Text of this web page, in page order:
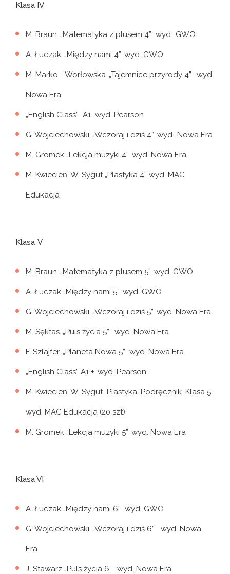
Klasa IV
M. Braun „Matematyka z plusem 4” wyd. GWO
A. Łuczak „Między nami 4” wyd. GWO
M. Marko - Worłowska „Tajemnice przyrody 4” wyd.
Nowa Era
„English Class” A1 wyd. Pearson
G. Wojciechowski „Wczoraj i dziś 4” wyd. Nowa Era
M. Gromek „Lekcja muzyki 4” wyd. Nowa Era
M. Kwiecień, W. Sygut „Plastyka 4” wyd. MAC
Edukacja
Klasa V
M. Braun „Matematyka z plusem 5” wyd. GWO
A. Łuczak „Między nami 5” wyd. GWO
G. Wojciechowski „Wczoraj i dziś 5” wyd. Nowa Era
M. Sęktas „Puls życia 5” wyd. Nowa Era
F. Szlajfer „Planeta Nowa 5” wyd. Nowa Era
„English Class” A1 + wyd. Pearson
M. Kwiecień, W. Sygut Plastyka. Podręcznik. Klasa 5
wyd. MAC Edukacja (20 szt)
M. Gromek „Lekcja muzyki 5” wyd. Nowa Era
Klasa VI
A. Łuczak „Między nami 6” wyd. GWO
G. Wojciechowski „Wczoraj i dziś 6” wyd. Nowa
Era
J. Stawarz „Puls życia 6” wyd. Nowa Era